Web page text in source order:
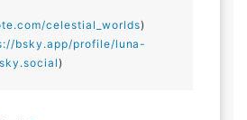
celestial_worlds)
bsky.app/profile/luna-
)